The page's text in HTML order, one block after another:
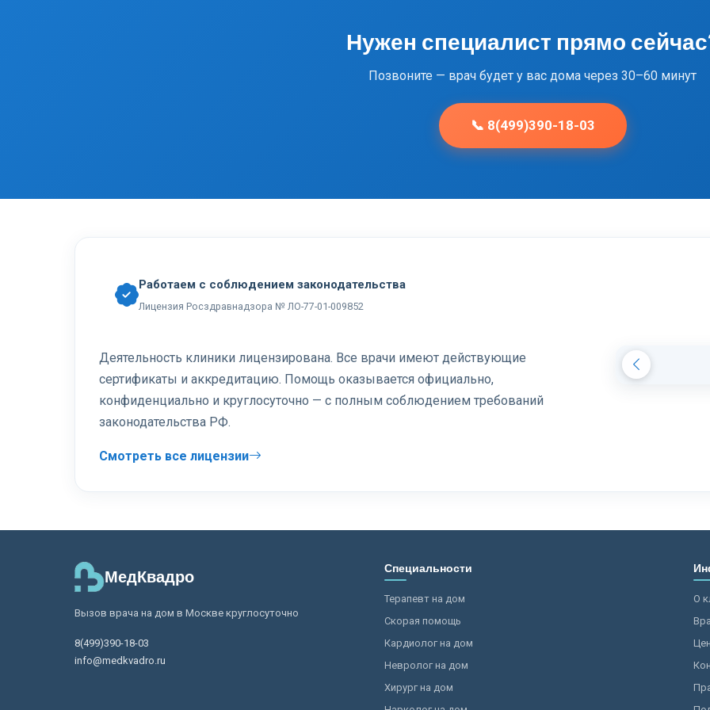
Нужен специалист прямо
Позвоните — врач будет у вас дома через 30–60 минут
📞 8(499)390-18-03
Работаем с соблюдением законодательства
Лицензия Росздравнадзора № ЛО-77-01-009852
Деятельность клиники лицензирована. Все врачи имеют действующие
сертификаты и аккредитацию. Помощь оказывается официально,
конфиденциально и круглосуточно — с полным соблюдением требований
законодательства РФ.
Смотреть все лицензии
МедКвадро
Вызов врача на дом в Москве круглосуточно
8(499)390-18-03
info@medkvadro.ru
Специальности
Терапевт на дом
Скорая помощь
Кардиолог на дом
Невролог на дом
Хирург на дом
О